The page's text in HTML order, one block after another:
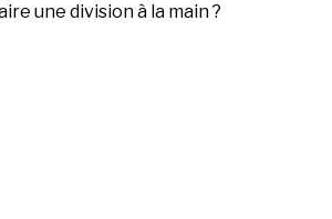
une division à la main ?